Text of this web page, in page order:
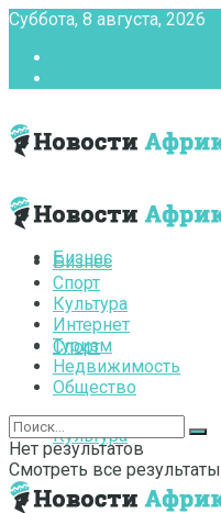
Суббота, 8 августа, 2026
Бизнес
Спорт
Культура
Бизнес
Спорт
Культура
Интернет
Туризм
Недвижимость
Общество
Нет результатов
Смотреть все результаты